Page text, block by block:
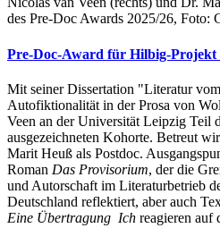
des Pre-Doc Awards 2025/26, Foto:
Pre-Doc-Award für Hilbig-Projekt
Mit seiner Dissertation "Literatur
Autofiktionalität in der Prosa von
Veen an der Universität Leipzig Teil
ausgezeichneten Kohorte. Betreut
Marit Heuß als Postdoc.
Roman Das Provisorium, der die
und Autorschaft im Literaturbetrieb
Deutschland reflektiert, aber auch
Eine Übertragung Ich reagieren auf